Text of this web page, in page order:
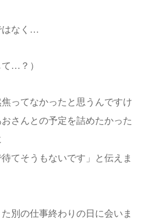
はなく…
て…？）
ってなかったと思うんですけ
さんとの予定を詰めたかった
待てそうもないです」と伝えま
別の仕事終わりの日に会いま